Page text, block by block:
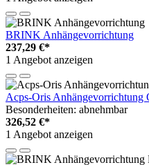
BRINK Anhängevorrichtung
237,29 €*
1 Angebot anzeigen
Acps-Oris Anhängevorrichtung
Besonderheiten: abnehmbar
326,52 €*
1 Angebot anzeigen